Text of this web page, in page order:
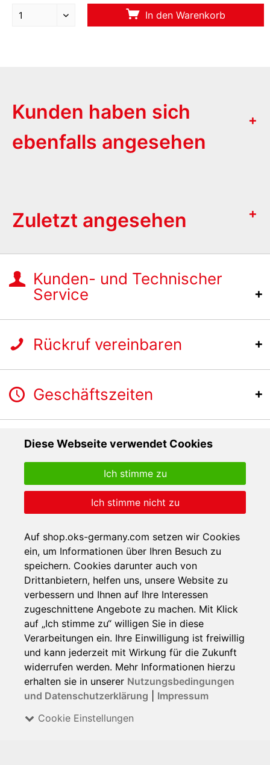
Diese Webseite verwendet Cookies
Auf shop.oks-germany.com setzen wir Cookies
ein, um Informationen über Ihren Besuch zu
speichern. Cookies darunter auch von
Drittanbietern, helfen uns, unsere Website zu
verbessern und Ihnen auf Ihre Interessen
zugeschnittene Angebote zu machen. Mit Klick
auf „Ich stimme zu“ willigen Sie in diese
Verarbeitungen ein. Ihre Einwilligung ist freiwillig
und kann jederzeit mit Wirkung für die Zukunft
widerrufen werden. Mehr Informationen hierzu
erhalten sie in unserer Nutzungsbedingungen
und Datenschutzerklärung
Impressum
Cookie Einstellungen
Ich stimme nicht zu
Ich stimme zu
In den Warenkorb
Kunden haben sich
ebenfalls angesehen
Zuletzt angesehen
Kunden- und Technischer
Service
Rückruf vereinbaren
Geschäftszeiten